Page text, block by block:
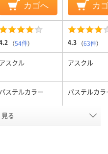
カゴへ カ
（54件） 4.3 （63件）
アスクル アスクル
パステルカラー パステルカラ
ｍｍ 75×25mm
る